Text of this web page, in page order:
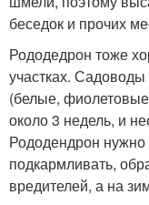
беседок и прочих
Рододедрон тоже
участках.
(белые,
около 3 недель, и
Рододендрон нужно
подкармливать,
вредителей, а на